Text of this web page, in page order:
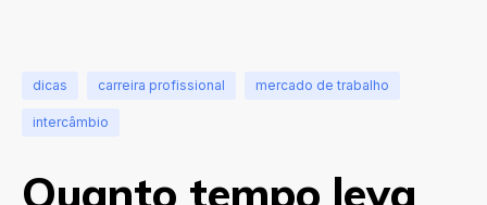
dicas carreira profissional mercado de trabalho
intercâmbio
Quanto tempo leva